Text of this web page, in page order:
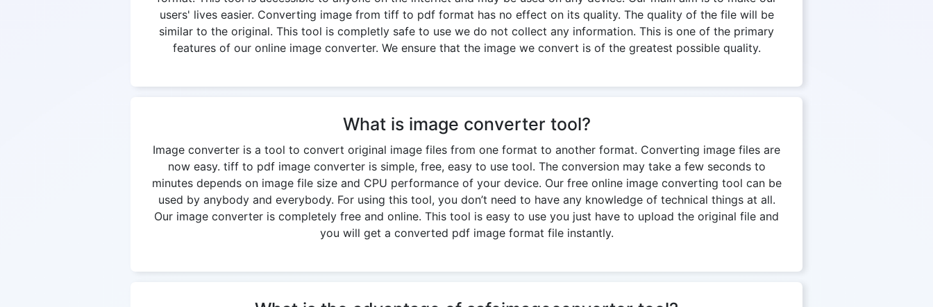
users' lives easier. Converting image from tiff to pdf format has no effect on its quality. The quality of the file will be
similar to the original. This tool is completly safe to use we do not collect any information. This is one of the primary
features of our online image converter. We ensure that the image we convert is of the greatest possible quality.
What is image converter tool?
Image converter is a tool to convert original image files from one format to another format. Converting image files are
now easy. tiff to pdf image converter is simple, free, easy to use tool. The conversion may take a few seconds to
minutes depends on image file size and CPU performance of your device. Our free online image converting tool can be
used by anybody and everybody. For using this tool, you don’t need to have any knowledge of technical things at all.
Our image converter is completely free and online. This tool is easy to use you just have to upload the original file and
you will get a converted pdf image format file instantly.